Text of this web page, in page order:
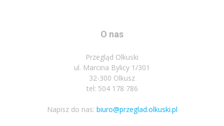
O nas
Przegląd Olkuski
ul. Marcina Bylicy 1/301
32-300 Olkusz
tel: 504 178 786
Napisz do nas: biuro@przeglad.olkuski.pl